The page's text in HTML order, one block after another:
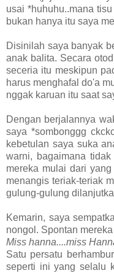
usai *huhuhu..mana
bukan hanya itu saya
Disinilah saya banyak
anak balita. Secara
seceria itu meskipun
harus menghafal do'a
nggak karuan itu saat
Dengan berjalannya
saya *sombonggg
kebetulan saya suka
warni, bagaimana
mereka mulai dari
menangis teriak-teriak
gulung-gulung
Kemarin, saya
nongol. Spontan
Miss hanna....miss
Satu persatu
seperti ini yang selalu